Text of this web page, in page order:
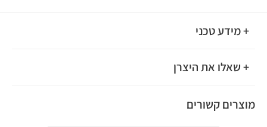
+ מידע טכני
+ שאלו את היצרן
מוצרים קשורים